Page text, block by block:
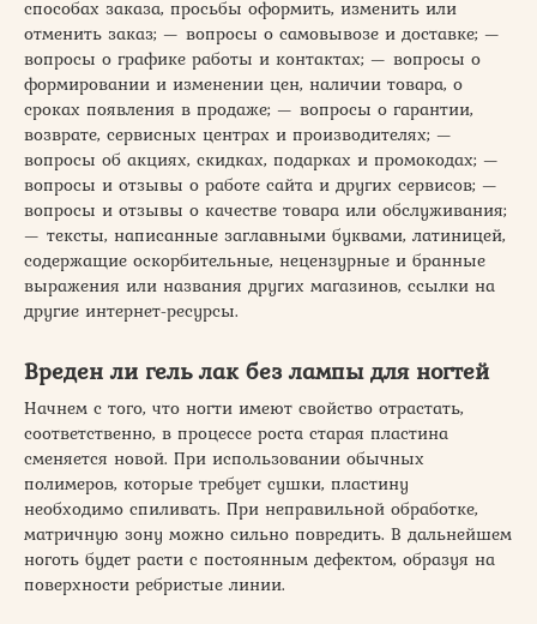
способах заказа, просьбы оформить, изменить или
отменить заказ; — вопросы о самовывозе и доставке; —
вопросы о графике работы и контактах; — вопросы о
формировании и изменении цен, наличии товара, о
сроках появления в продаже; — вопросы о гарантии,
возврате, сервисных центрах и производителях; —
вопросы об акциях, скидках, подарках и промокодах; —
вопросы и отзывы о работе сайта и других сервисов; —
вопросы и отзывы о качестве товара или обслуживания;
— тексты, написанные заглавными буквами, латиницей,
содержащие оскорбительные, нецензурные и бранные
выражения или названия других магазинов, ссылки на
другие интернет-ресурсы.
Вреден ли гель лак без лампы для ногтей
Начнем с того, что ногти имеют свойство отрастать,
соответственно, в процессе роста старая пластина
сменяется новой. При использовании обычных
полимеров, которые требует сушки, пластину
необходимо спиливать. При неправильной обработке,
матричную зону можно сильно повредить. В дальнейшем
ноготь будет расти с постоянным дефектом, образуя на
поверхности ребристые линии.